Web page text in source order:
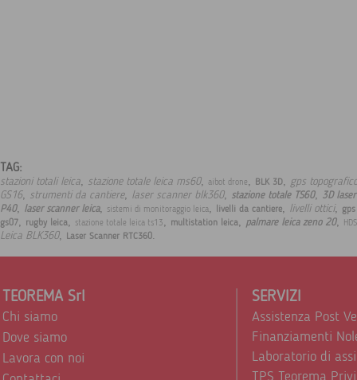
TAG:
stazioni totali leica, stazione totale leica ms60, aibot drone, BLK 3D, gps
GS16, strumenti da cantiere, laser scanner blk360, stazione totale TS60, 3D
P40, laser scanner leica, sistemi di monitoraggio leica, livelli da cantiere, livelli ottici,
gs07, rugby leica, stazione totale leica ts13, multistation leica, palmare leica zeno 20,
Leica BLK360, Laser Scanner RTC360.
TEOREMA Srl
Chi siamo
Dove siamo
Lavora con noi
SERVIZI
Assistenza Post
Finanziamenti
Laboratorio di
TPS Teorema